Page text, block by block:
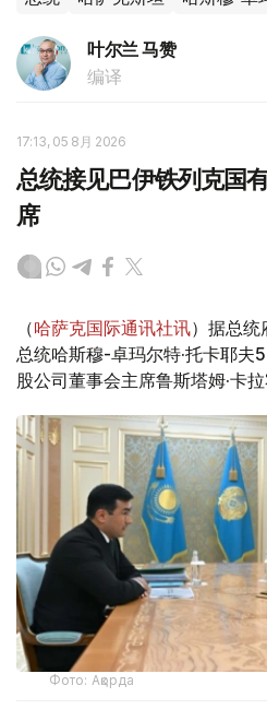
叶尔兰 马赞
编译
17:13, 05 8月 2026
总统接见巴伊铁列克国
席
（哈萨克国际通讯社讯）据总统
总统哈斯穆-卓玛尔特·托卡耶夫
股公司董事会主席鲁斯塔姆·卡拉
Фото: Ақорда